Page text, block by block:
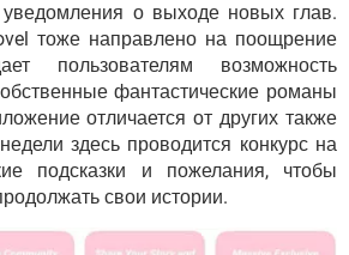
о выходе новых глав.
тоже направлено на поощрение
пользователям возможность
фантастические романы
отличается от других также
здесь проводится конкурс на
подсказки и пожелания, чтобы
свои истории.